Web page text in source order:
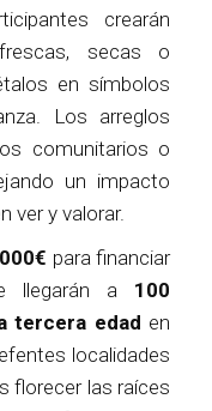
crearán
secas o
en símbolos
Los arreglos
comunitarios o
un impacto
ver y valorar.
para financiar
llegarán a 100
tercera edad en
localidades
florecer las raíces